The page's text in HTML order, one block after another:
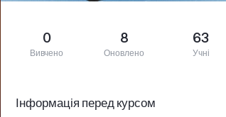
0
Вивчено
8
Оновлено
63
Учні
Інформація перед курсом